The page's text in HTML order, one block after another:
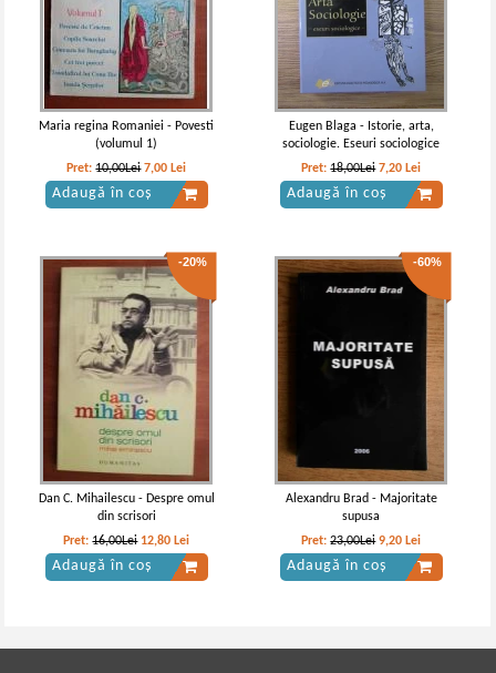
Maria regina Romaniei - Povesti
(volumul 1)
Pret:10,00Lei 7,00 Lei
Adaugă în coș
Eugen Blaga - Istorie, arta,
sociologie. Eseuri sociologice
Pret:18,00Lei 7,20 Lei
Adaugă în coș
-20%
Dan C. Mihailescu - Despre omul
din scrisori
Pret:16,00Lei 12,80 Lei
Adaugă în coș
-60%
Alexandru Brad - Majoritate
supusa
Pret:23,00Lei 9,20 Lei
Adaugă în coș